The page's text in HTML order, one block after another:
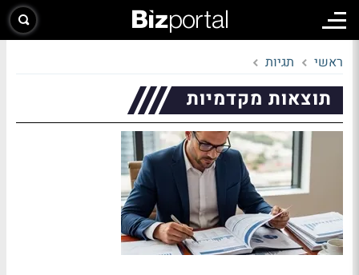
ראשי תגיות
תוצאות מקדמיות